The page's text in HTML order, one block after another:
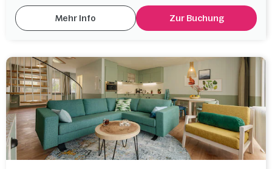
Mehr Info Zur Buchung